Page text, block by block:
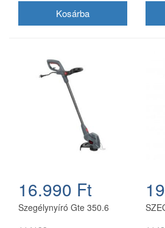
16.990 Ft
Szegélynyíró Gte 350.6